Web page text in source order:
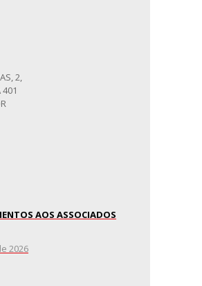
2,
401
AOS ASSOCIADOS
2026